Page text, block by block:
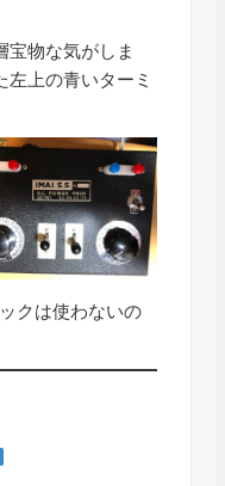
宝物な気がしま
上の青いターミ
クは使わないの